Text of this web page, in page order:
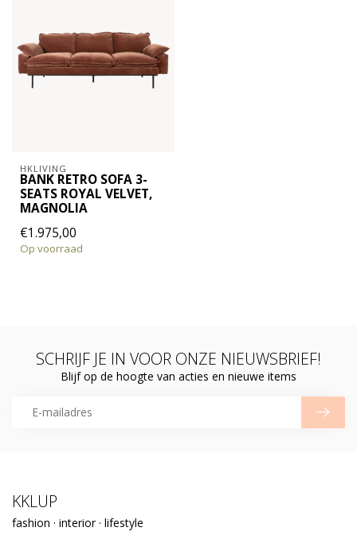
HKLIVING
BANK RETRO SOFA 3-
SEATS ROYAL VELVET,
MAGNOLIA
€1.975,00
Op voorraad
SCHRIJF JE IN VOOR ONZE NIEUWSBRIEF!
Blijf op de hoogte van acties en nieuwe items
KKLUP
fashion · interior · lifestyle